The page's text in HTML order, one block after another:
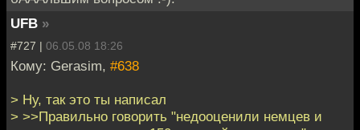
UFB »
#727 | 06.05.08 18:26
Кому: Gerasim, #638
> Ну, так это ты написал
> >>Правильно говорить "недооценили немцев и